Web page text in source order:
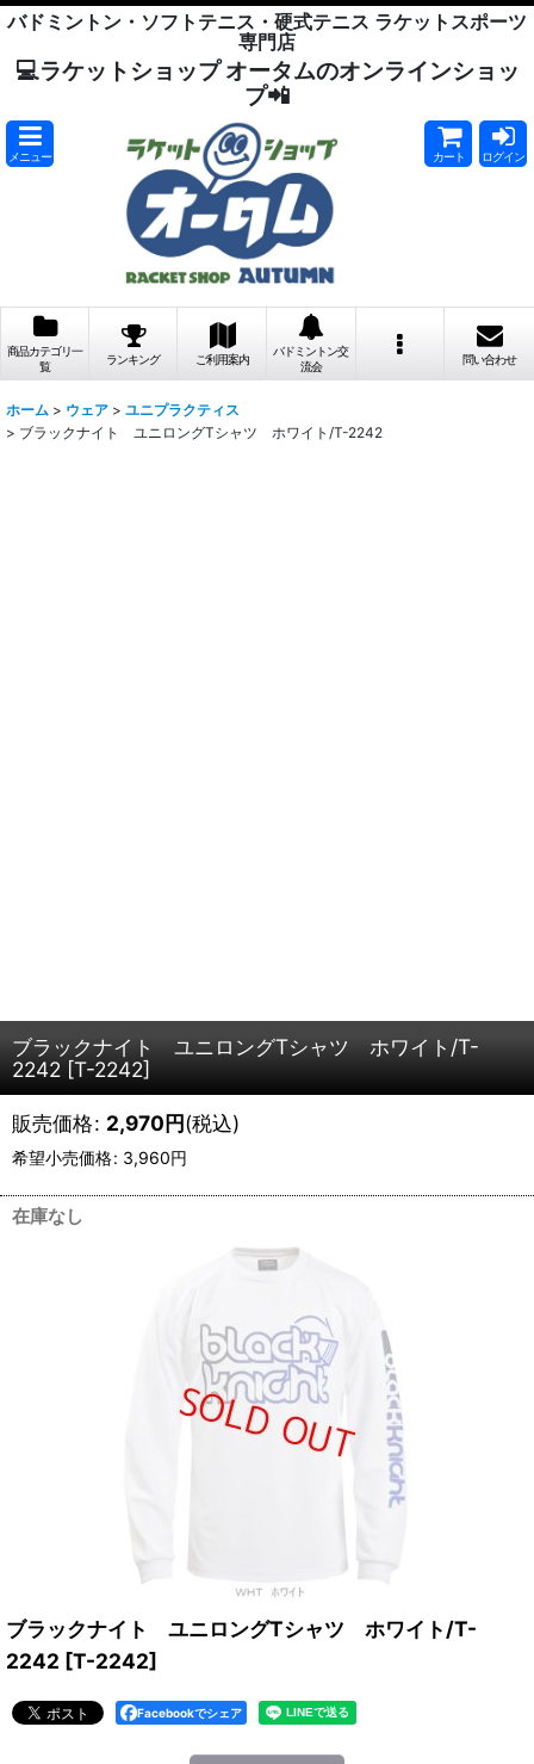
バドミントン・ソフトテニス・硬式テニス ラケットスポーツ
専門店
💻ラケットショップ オータムのオンラインショッ
プ📲
メニュー カート ログイン
商品カテゴリ一
覧
ランキング ご利用案内
バドミントン交
流会
問い合わせ
ホーム > ウェア > ユニプラクティス
> ブラックナイト ユニロングTシャツ ホワイト/T-2242
ブラックナイト ユニロングTシャツ ホワイト/T-
2242 [T-2242]
販売価格: 2,970円(税込)
希望小売価格: 3,960円
在庫なし
ブラックナイト ユニロングTシャツ ホワイト/T-
2242 [T-2242]
Facebookでシェア